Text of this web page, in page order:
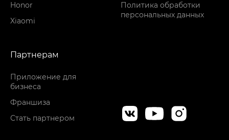
Honor
Xiaomi
Политика обработки
персональных данных
Партнерам
Приложение для
бизнеса
Франшиза
Стать партнером